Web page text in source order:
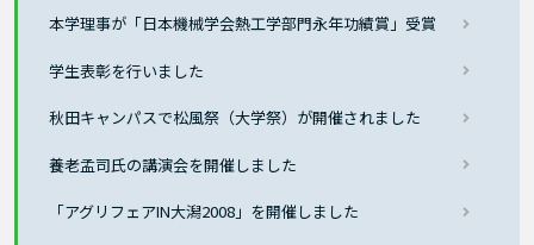
本学理事が「日本機械学会熱工学部門永年功績賞」受賞
学生表彰を行いました
秋田キャンパスで松風祭（大学祭）が開催されました
養老孟司氏の講演会を開催しました
「アグリフェアIN大潟2008」を開催しました